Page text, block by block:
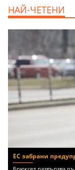
НАЙ-ЧЕТЕНИ
ЕС забрани